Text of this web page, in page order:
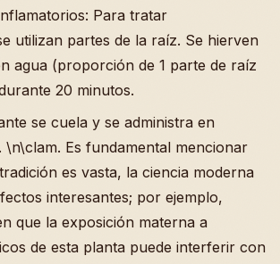
Para tratar
utilizan partes de la raíz. Se hierven
agua (proporción de 1 parte de raíz
20 minutos.
se cuela y se administra en
\n\clam. Es fundamental mencionar
es vasta, la ciencia moderna
interesantes; por ejemplo,
que la exposición materna a
de esta planta puede interferir con